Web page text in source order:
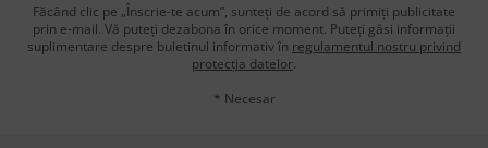
Făcând clic pe „Înscrie-te acum”, sunteți de acord să primiți publicitate
prin e-mail. Vă puteți dezabona în orice moment. Puteți găsi informații
suplimentare despre buletinul informativ în regulamentul nostru privind
protecția datelor.
* Necesar